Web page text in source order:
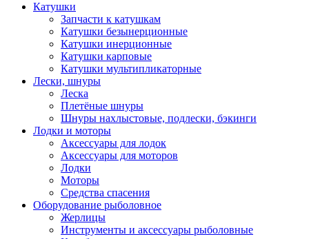
Катушки
Запчасти к катушкам
Катушки безынерционные
Катушки инерционные
Катушки карповые
Катушки мультипликаторные
Лески, шнуры
Леска
Плетёные шнуры
Шнуры нахлыстовые, подлески, бэкинги
Лодки и моторы
Аксессуары для лодок
Аксессуары для моторов
Лодки
Моторы
Средства спасения
Оборудование рыболовное
Жерлицы
Инструменты и аксессуары рыболовные